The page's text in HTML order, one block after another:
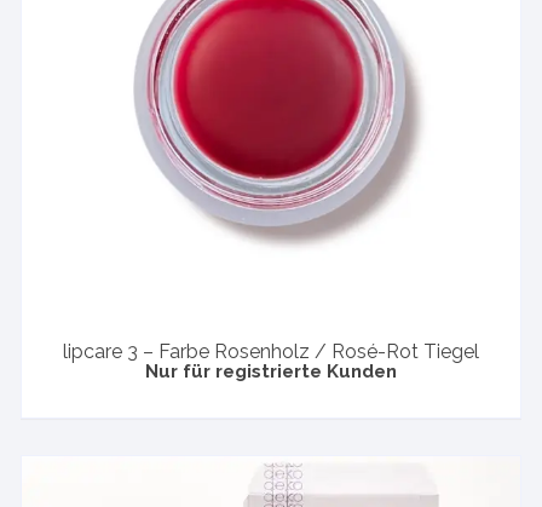
lipcare 3 – Farbe Rosenholz / Rosé-Rot Tiegel
Nur für registrierte Kunden